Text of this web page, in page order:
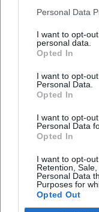
Personal Data
I want to opt-
personal data.
Opted In
I want to opt-
Personal Data.
Opted In
I want to opt-
Personal Data
Opted In
I want to opt-
Retention,
Personal Data
Purposes for
Opted Out
Ludwigstraße
Team
oder bei der
Das Gebäude
Bedarfen
Rücksprache
Kursbesuch